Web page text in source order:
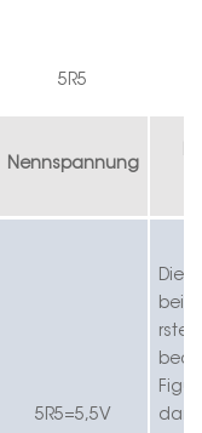
5R5
Nennspannung
5R5=5,5V
Die
r
dar.